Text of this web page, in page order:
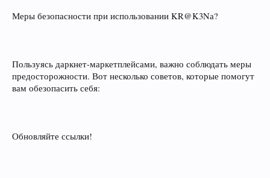
Меры безопасности при использовании KR@K3Nа?
Пользуясь даркнет-маркетплейсами, важно соблюдать меры
предосторожности. Вот несколько советов, которые помогут
вам обезопасить себя:
Обновляйте ссылки!